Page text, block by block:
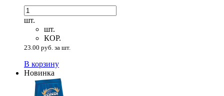
шт.
шт.
КОР.
23.00 руб. за шт.
В корзину
Новинка